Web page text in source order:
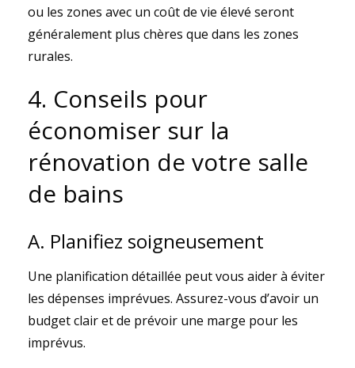
ou les zones avec un coût de vie élevé seront
généralement plus chères que dans les zones
rurales.
4. Conseils pour
économiser sur la
rénovation de votre salle
de bains
A. Planifiez soigneusement
Une planification détaillée peut vous aider à éviter
les dépenses imprévues. Assurez-vous d’avoir un
budget clair et de prévoir une marge pour les
imprévus.